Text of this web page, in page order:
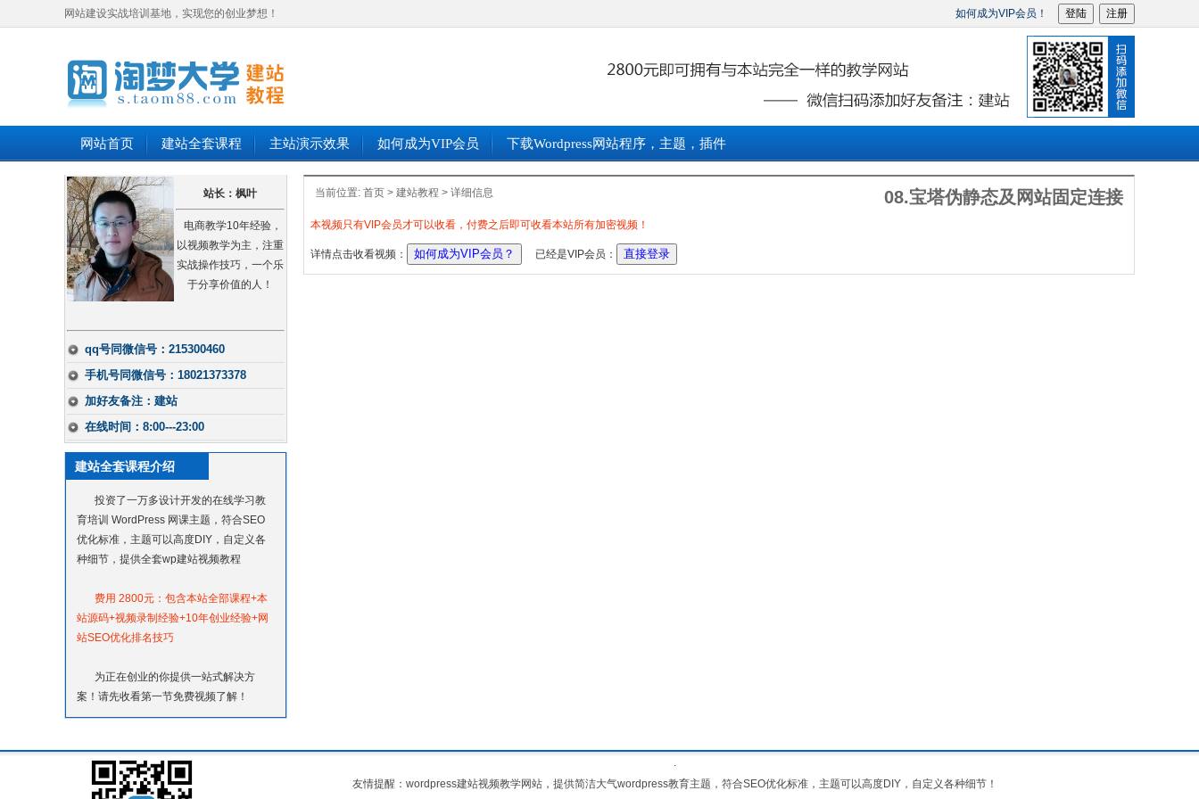
网站建设实战培训基地，实现您的创业梦想！ 如何成为VIP会员！ 登陆 注册
网站首页 建站全套课程 主站演示效果 如何成为VIP会员 下载wordpress网站程序，主题，插件
当前位置: 首页 > 建站教程 > 详细信息 08.宝塔伪静态及网站固定连接
本视频只有VIP会员才可以收看，付费之后即可收看本站所有加密视频！
详情点击收看视频： 如何成为VIP会员？ 已经是VIP会员： 直接登录
站长：枫叶
电商教学10年经验，
以视频教学为主，注重
实战操作技巧，一个乐
于分享价值的人！
qq号同微信号：215300460
手机号同微信号：18021373378
加好友备注：建站
在线时间：8:00---23:00
建站全套课程介绍
投资了一万多设计开发的在线学习教
育培训 WordPress 网课主题，符合SEO
优化标准，主题可以高度DIY，自定义各
种细节，提供全套wp建站视频教程
费用 2800元：包含本站全部课程+本
站源码+视频录制经验+10年创业经验+网
站SEO优化排名技巧
为正在创业的你提供一站式解决方
案！请先收看第一节免费视频了解！
.
友情提醒： wordpress建站视频教学网站，提供简洁大气wordpress教育主题 ，符合SEO优化标准，主题可以高度DIY，自定义各种细节！